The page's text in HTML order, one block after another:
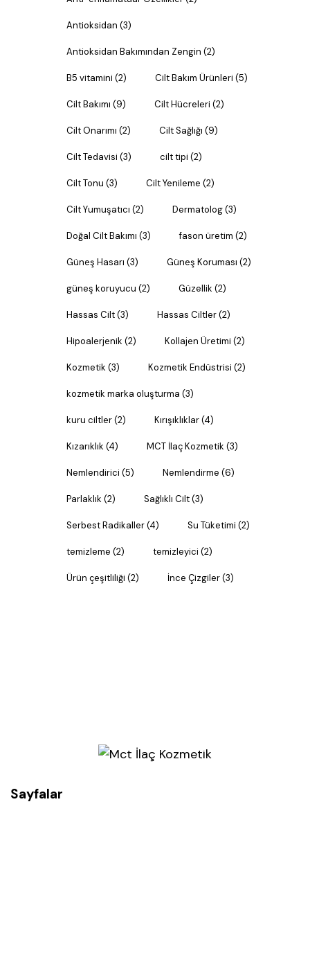
Antioksidan (3)
Antioksidan Bakımından Zengin (2)
B5 vitamini (2) Cilt Bakım Ürünleri (5)
Cilt Bakımı (9) Cilt Hücreleri (2)
Cilt Onarımı (2) Cilt Sağlığı (9)
Cilt Tedavisi (3) cilt tipi (2)
Cilt Tonu (3) Cilt Yenileme (2)
Cilt Yumuşatıcı (2) Dermatolog(3)
Doğal Cilt Bakımı (3) fason üretim (2)
Güneş Hasarı (3) Güneş Koruması (2)
güneş koruyucu (2) Güzellik (2)
Hassas Cilt(3) Hassas Ciltler(2)
Hipoalerjenik (2) Kollajen Üretimi (2)
Kozmetik (3) Kozmetik Endüstrisi (2)
kozmetik marka oluşturma (3)
kuru ciltler(2) Kırışıklıklar(4)
Kızarıklık (4) MCT İlaç Kozmetik (3)
Nemlendirici (5) Nemlendirme (6)
Parlaklık (2) Sağlıklı Cilt(3)
Serbest Radikaller(4) Su Tüketimi (2)
temizleme (2) temizleyici (2)
Ürün çeşitliliği (2) İnce Çizgiler(3)
Sayfalar